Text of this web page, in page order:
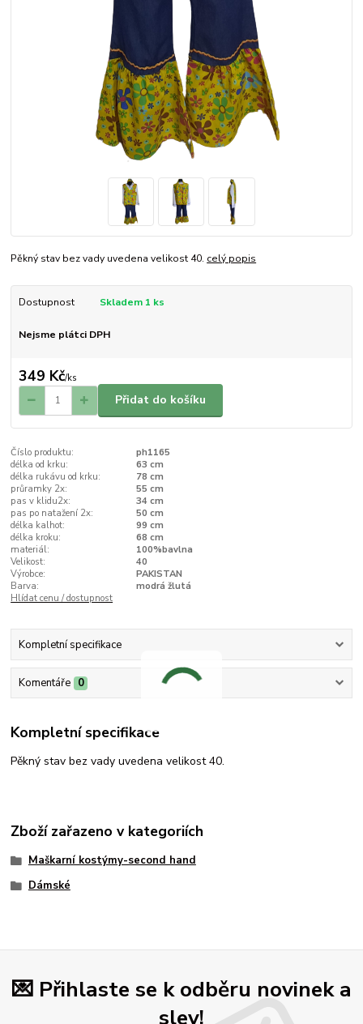
Pěkný stav bez vady uvedena velikost 40. celý popis
Dostupnost Skladem 1 ks
Nejsme plátci DPH
349 Kč/ks
Přidat do košíku
Číslo produktu:
ph1165
délka od krku:
63 cm
délka rukávu od krku:
78 cm
průramky 2x:
55 cm
pas v klidu2x:
34 cm
pas po natažení 2x:
50 cm
délka kalhot:
99 cm
délka kroku:
68 cm
materiál:
100%bavlna
Velikost:
40
Výrobce:
PAKISTAN
Barva:
modrá žlutá
Hlídat cenu / dostupnost
Kompletní specifikace
Komentáře 0
Kompletní specifikace
Pěkný stav bez vady uvedena velikost 40.
Zboží zařazeno v kategoriích
Maškarní kostýmy-second hand
Dámské
💌 Přihlaste se k odběru novinek a
slev!